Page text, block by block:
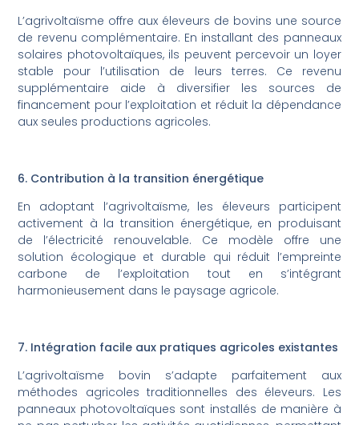
L’agrivoltaïsme offre aux éleveurs de bovins une source
de revenu complémentaire. En installant des panneaux
solaires photovoltaïques, ils peuvent percevoir un loyer
stable pour l’utilisation de leurs terres. Ce revenu
supplémentaire aide à diversifier les sources de
financement pour l’exploitation et réduit la dépendance
aux seules productions agricoles.
6. Contribution à la transition énergétique
En adoptant l’agrivoltaïsme, les éleveurs participent
activement à la transition énergétique, en produisant
de l’électricité renouvelable. Ce modèle offre une
solution écologique et durable qui réduit l’empreinte
carbone de l’exploitation tout en s’intégrant
harmonieusement dans le paysage agricole.
7. Intégration facile aux pratiques agricoles existantes
L’agrivoltaïsme bovin s’adapte parfaitement aux
méthodes agricoles traditionnelles des éleveurs. Les
panneaux photovoltaïques sont installés de manière à